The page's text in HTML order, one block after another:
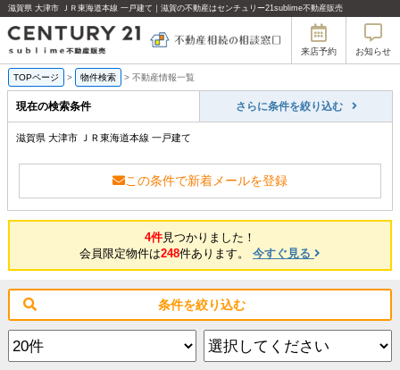
滋賀県 大津市 ＪＲ東海道本線 一戸建て｜滋賀の不動産はセンチュリー21sublime不動産販売
来店予約 お知らせ
TOPページ > 物件検索 > 不動産情報一覧
現在の検索条件 さらに条件を絞り込む
滋賀県 大津市 ＪＲ東海道本線 一戸建て
この条件で新着メールを登録
4件見つかりました！
会員限定物件は248件あります。 今すぐ見る
条件を絞り込む